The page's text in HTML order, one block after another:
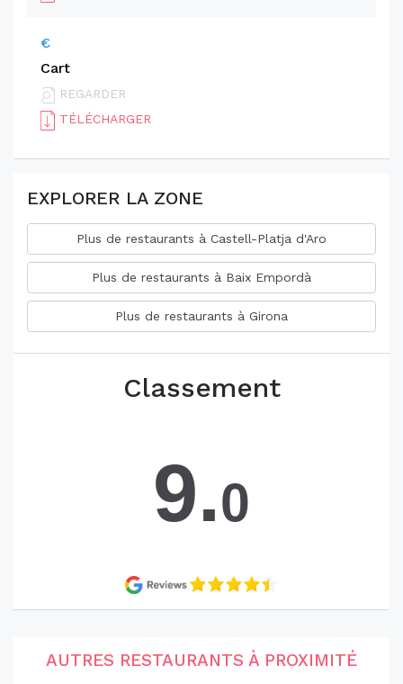
€
Cart
REGARDER
TÉLÉCHARGER
EXPLORER LA ZONE
Plus de restaurants à Castell-Platja d'Aro
Plus de restaurants à Baix Empordà
Plus de restaurants à Girona
Classement
9.0
AUTRES RESTAURANTS À PROXIMITÉ